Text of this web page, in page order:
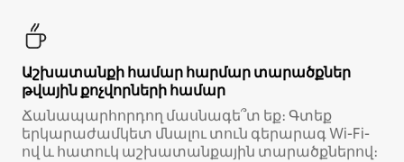
Աշխատանքի համար հարմար տարածքներ
թվային քոչվորների համար
Ճանապարհորդող մասնագե՞տ եք։ Գտեք
երկարաժամկետ մնալու տուն գերարագ Wi-Fi-
ով և հատուկ աշխատանքային տարածքներով։